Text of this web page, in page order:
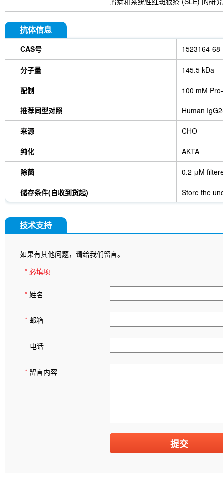
抗体信息
CAS号 1523164-
分子量 145.5 kDa
配制 100 mM
推荐同型对照 Human
来源 CHO
纯化 AKTA
除菌 0.2 μM
储存条件(自收到货起) Store the
技术支持
如果有其他问题，请给我们留言。
* 必填项
* 姓名
* 邮箱
电话
* 留言内容